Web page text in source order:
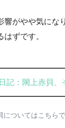
響がやや気にな
ずです。
記：閖上赤貝、
についてはこちら